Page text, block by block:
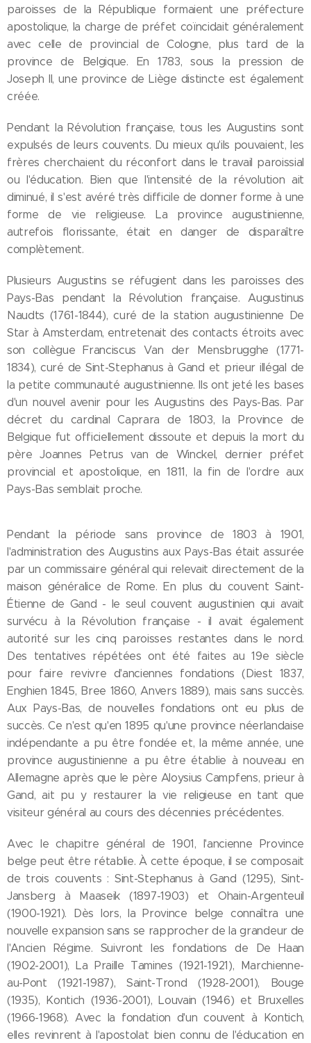
paroisses de la République formaient une préfecture
apostolique, la charge de préfet coïncidait généralement
avec celle de provincial de Cologne, plus tard de la
province de Belgique. En 1783, sous la pression de
Joseph II, une province de Liège distincte est également
créée.
Pendant la Révolution française, tous les Augustins sont
expulsés de leurs couvents. Du mieux qu'ils pouvaient, les
frères cherchaient du réconfort dans le travail paroissial
ou l'éducation. Bien que l'intensité de la révolution ait
diminué, il s'est avéré très difficile de donner forme à une
forme de vie religieuse. La province augustinienne,
autrefois florissante, était en danger de disparaître
complètement.
Plusieurs Augustins se réfugient dans les paroisses des
Pays-Bas pendant la Révolution française. Augustinus
Naudts (1761-1844), curé de la station augustinienne De
Star à Amsterdam, entretenait des contacts étroits avec
son collègue Franciscus Van der Mensbrugghe (1771-
1834), curé de Sint-Stephanus à Gand et prieur illégal de
la petite communauté augustinienne. Ils ont jeté les bases
d'un nouvel avenir pour les Augustins des Pays-Bas. Par
décret du cardinal Caprara de 1803, la Province de
Belgique fut officiellement dissoute et depuis la mort du
père Joannes Petrus van de Winckel, dernier préfet
provincial et apostolique, en 1811, la fin de l'ordre aux
Pays-Bas semblait proche.
Pendant la période sans province de 1803 à 1901,
l'administration des Augustins aux Pays-Bas était assurée
par un commissaire général qui relevait directement de la
maison généralice de Rome. En plus du couvent Saint-
Étienne de Gand - le seul couvent augustinien qui avait
survécu à la Révolution française - il avait également
autorité sur les cinq paroisses restantes dans le nord.
Des tentatives répétées ont été faites au 19e siècle
pour faire revivre d'anciennes fondations (Diest 1837,
Enghien 1845, Bree 1860, Anvers 1889), mais sans succès.
Aux Pays-Bas, de nouvelles fondations ont eu plus de
succès. Ce n'est qu'en 1895 qu'une province néerlandaise
indépendante a pu être fondée et, la même année, une
province augustinienne a pu être établie à nouveau en
Allemagne après que le père Aloysius Campfens, prieur à
Gand, ait pu y restaurer la vie religieuse en tant que
visiteur général au cours des décennies précédentes.
Avec le chapitre général de 1901, l'ancienne Province
belge peut être rétablie. À cette époque, il se composait
de trois couvents : Sint-Stephanus à Gand (1295), Sint-
Jansberg à Maaseik (1897-1903) et Ohain-Argenteuil
(1900-1921). Dès lors, la Province belge connaîtra une
nouvelle expansion sans se rapprocher de la grandeur de
l'Ancien Régime. Suivront les fondations de De Haan
(1902-2001), La Praille Tamines (1921-1921), Marchienne-
au-Pont (1921-1987), Saint-Trond (1928-2001), Bouge
(1935), Kontich (1936-2001), Louvain (1946) et Bruxelles
(1966-1968). Avec la fondation d'un couvent à Kontich,
elles revinrent à l'apostolat bien connu de l'éducation en